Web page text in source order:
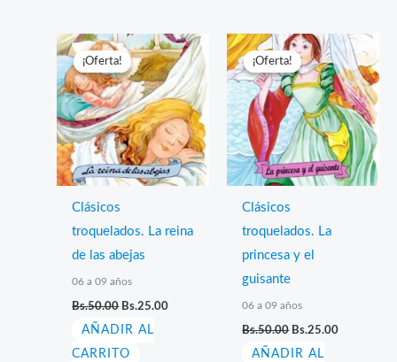
¡Oferta!
¡Oferta!
Clásicos
troquelados. La reina
de las abejas
06 a 09 años
Bs.50.00 El
original
era:
Bs.25.00
AÑADIR AL
CARRITO
¡Oferta!
¡Oferta!
Clásicos
troquelados. La
princesa y el
guisante
06 a 09 años
Bs.50.00 El
original
Bs.25.00
AÑADIR AL